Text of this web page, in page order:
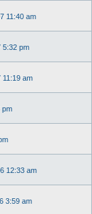
11:40 am
5:32 pm
11:19 am
pm
12:33 am
3:59 am